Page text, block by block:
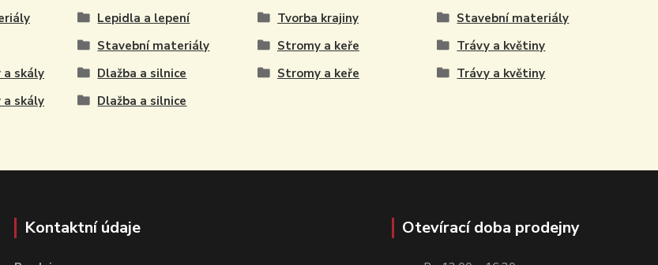
Lepidla a lepení Tvorba krajiny
Stavební materiály
Stavební materiály Stromy a keře
Trávy a květiny
a skály
Dlažba a silnice Stromy a keře
Trávy a květiny
a skály
Dlažba a silnice
Kontaktní údaje Otevírací doba prodejny